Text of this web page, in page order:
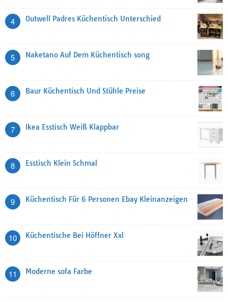
4 Outwell Padres Küchentisch Unterschied
5 Naketano Auf Dem Küchentisch song
6 Baur Küchentisch Und Stühle Preise
7 Ikea Esstisch Weiß Klappbar
8 Esstisch Klein Schmal
9 Küchentisch Für 6 Personen Ebay Kleinanzeigen
10 Küchentische Bei Höffner Xxl
11 Moderne sofa Farbe